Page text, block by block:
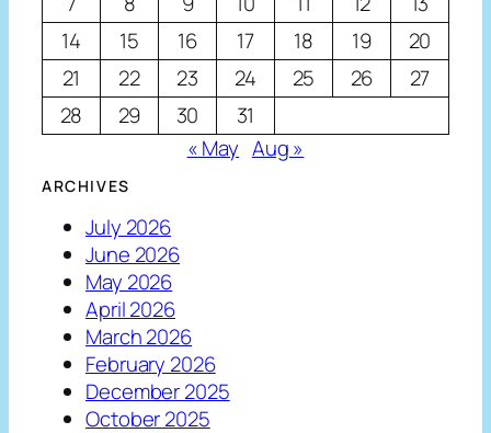
14
15 16 17 18 19
20
21
22 23 24 25 26
27
28
29 30
31
« May Aug »
ARCHIVES
July 2026
June 2026
May 2026
April 2026
March 2026
February 2026
December 2025
October 2025